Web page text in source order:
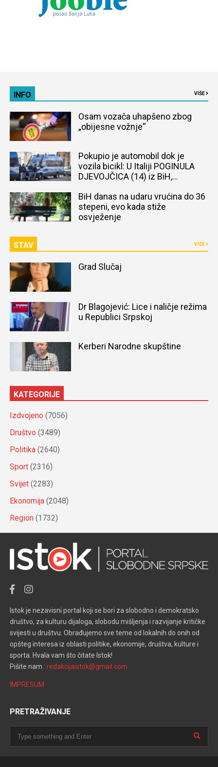
INFO VIŠE
Osam vozača uhapšeno zbog
„obijesne vožnje“
Pokupio je automobil dok je
vozila bicikl: U Italiji POGINULA
DJEVOJČICA (14) iz BiH,
BiH danas na udaru vrućina do 36
stepeni, evo kada stiže
osvježenje
STAV VIŠE
Grad Slučaj
Dr Blagojević: Lice i naličje režima
u Republici Srpskoj
Kerberi Narodne skupštine
KATEGORIJE
Izdvojeno (7056)
Društvo (3489)
Politika (2640)
Sport (2316)
Svijet (2283)
Ekonomija (2048)
Region (1732)
Istok je nezavisni portal koji se bori za slobodno i demokratsko
društvo, za kulturu dijaloga, slobodu mišljenja i razvijanje kritičke
svijesti u društvu. Obrađujemo sve teme od lokalnih do onih od
opšteg interesa iz oblasti politike, ekonomije, društva, kulture i
sporta. Hvala vam što čitate Istok!
Pišite nam : redakcijaistok@gmail.com
IMPRESUM
PRETRAŽIVANJE